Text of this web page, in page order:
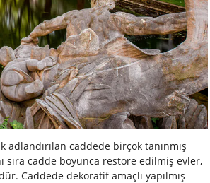
adlandırılan caddede birçok tanınmış
sıra cadde boyunca restore edilmiş evler,
Caddede dekoratif amaçlı yapılmış